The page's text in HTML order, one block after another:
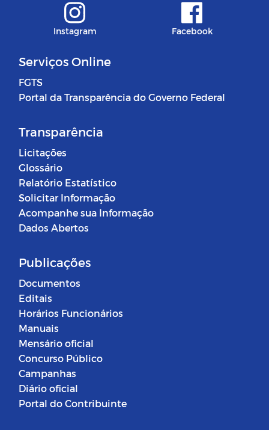
Instagram Facebook
Serviços Online
FGTS
Portal da Transparência do Governo Federal
Transparência
Licitações
Glossário
Relatório Estatístico
Solicitar Informação
Acompanhe sua Informação
Dados Abertos
Publicações
Documentos
Editais
Horários Funcionários
Manuais
Mensário oficial
Concurso Público
Campanhas
Diário oficial
Portal do Contribuinte